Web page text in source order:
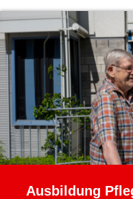
Ausbildung